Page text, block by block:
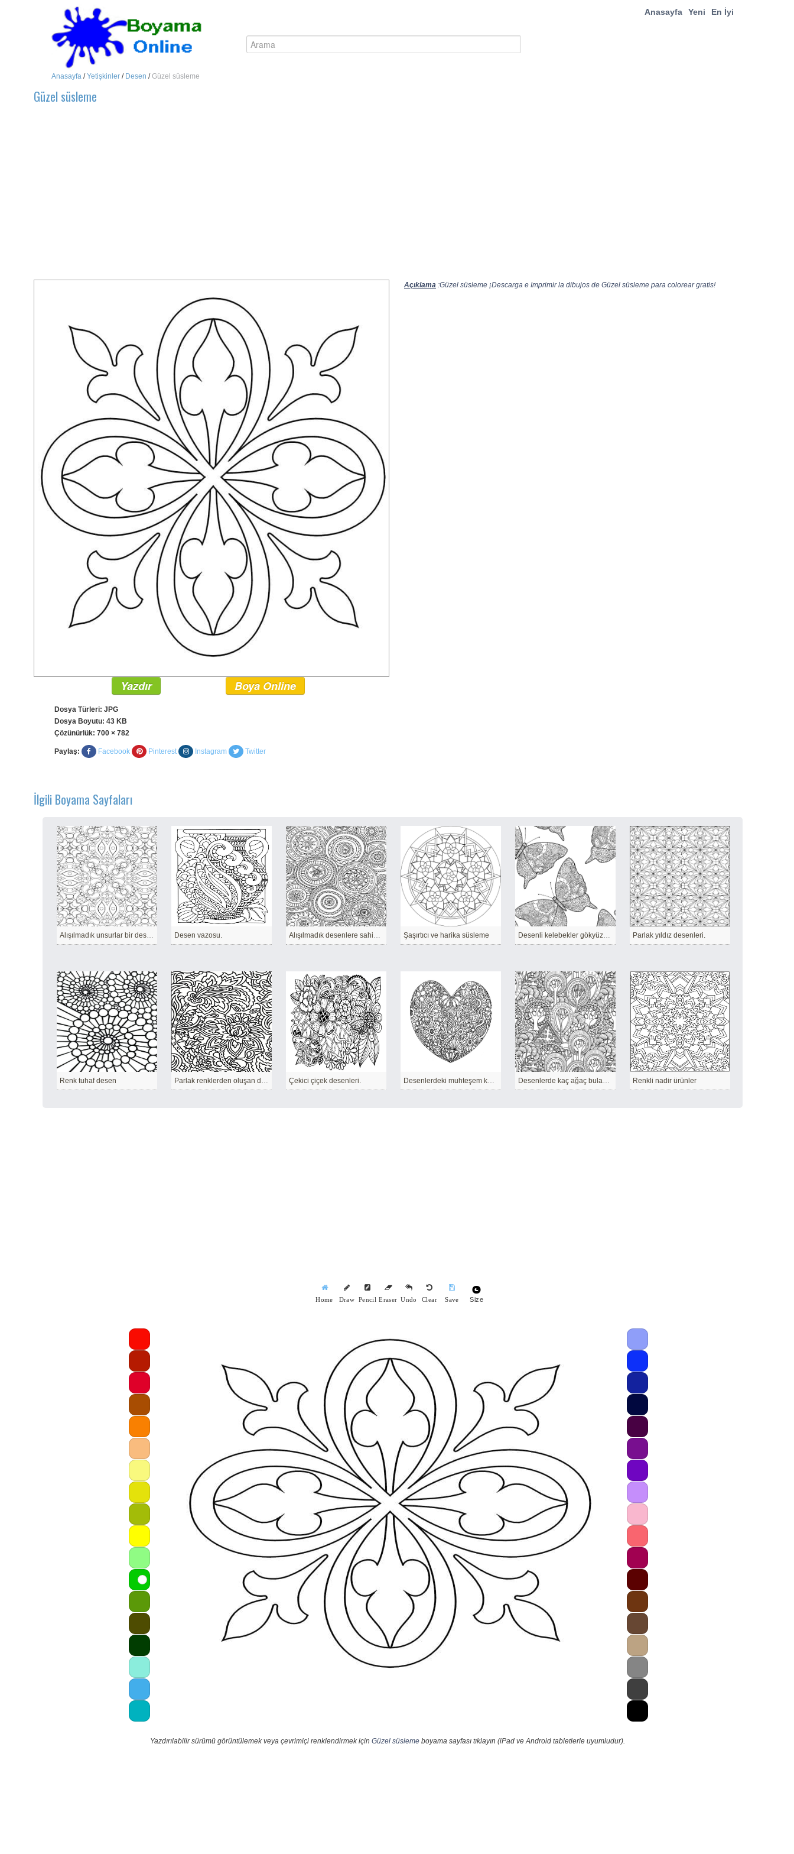
Anasayfa Yeni En İyi
Anasayfa /Yetişkinler / Desen /Güzel süsleme
Güzel süsleme
Açıklama :Güzel süsleme ¡Descarga e Imprimir la dibujos de Güzel süsleme para colorear gratis!
Yazdır Boya Online
Dosya Türleri: JPG
Dosya Boyutu: 43 KB
Çözünürlük: 700 × 782
Paylaş: Facebook Pinterest Instagram Twitter
İlgili Boyama Sayfaları
Alışılmadık unsurlar bir desen oluşturdu. Desen vazosu. Alışılmadık desenlere sahip daireler. Şaşırtıcı ve harika süsleme Desenli kelebekler gökyüzünde kanat çırpıyor Parlak yıldız desenleri.
Renk tuhaf desen Parlak renklerden oluşan desen Çekici çiçek desenleri. Desenlerdeki muhteşem kalp. Desenlerde kaç ağaç bulabilirsin Renkli nadir ürünler
Home Draw Pencil Eraser Undo Clear Save Size
Yazdırılabilir sürümü görüntülemek veya çevrimiçi renklendirmek için Güzel süslemeboyama sayfası tıklayın (iPad ve Android tabletlerle uyumludur).